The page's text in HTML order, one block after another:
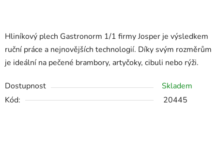
Hliníkový plech Gastronorm 1/1 firmy Josper je výsledkem
ruční práce a nejnovějších technologií. Díky svým rozměrům
je ideální na pečené brambory, artyčoky, cibuli nebo rýži.
Dostupnost
Skladem
Kód:
20445